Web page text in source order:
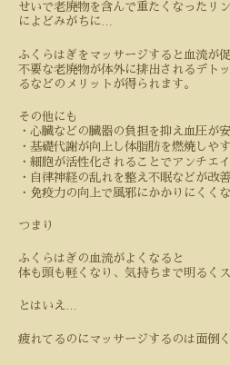
せいで老廃物を含んで重たくなったリ
によどみがちに…
ふくらはぎをマッサージすると血流が
不要な老廃物が体外に排出されるデト
るなどのメリットが得られます。
その他にも
・心臓などの臓器の負担を抑え血圧が
・基礎代謝が向上し体脂肪を燃焼しや
・細胞が活性化されることでアンチエ
・自律神経の乱れを整え不眠などが改
・免疫力の向上で風邪にかかりにくく
つまり
ふくらはぎの血流がよくなると
体も頭も軽くなり、気持ちまで明るく
とはいえ…
疲れてるのにマッサージするのは面倒く